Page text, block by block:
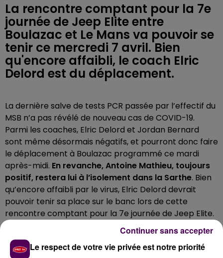
La rencontre comptant pour la 7e
journée de Jeep Elite entre
Boulazac et Le Mans va pouvoir se
tenir ce mercredi 7 avril. Bien
qu'encore affaibli, le coach Elric
Delord est du déplacement.
La dernière salve de tests PCR passée par l’effectif du
MSB n’a pas révélé de nouveau cas de COVID-19.
Parmi les coaches, Elric Delord et Jordan Bernard
sont même désormais négatifs, et pourront donc faire
le déplacement à Boulazac programmé ce mardi
après-midi. En revanche, Antoine Mathieu, toujours
positif, restera lui à l’isolement dans la Sarthe. Bien
qu’encore affaibli par le virus, Elric Delord devrait
pouvoir tenir sa place sur le banc lors de cette
rencontre comptant pour la 7e journée de Jeep Elite.
OVIE SOKO ET IGGY MOCKEVICIUS AUSSI DU
DÉPLACEMENT
Le respect de votre vie privée est notre priorité
Continuer sans accepter